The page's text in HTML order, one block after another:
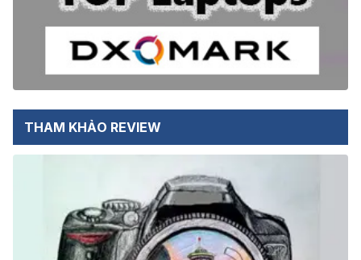
THAM KHẢO REVIEW